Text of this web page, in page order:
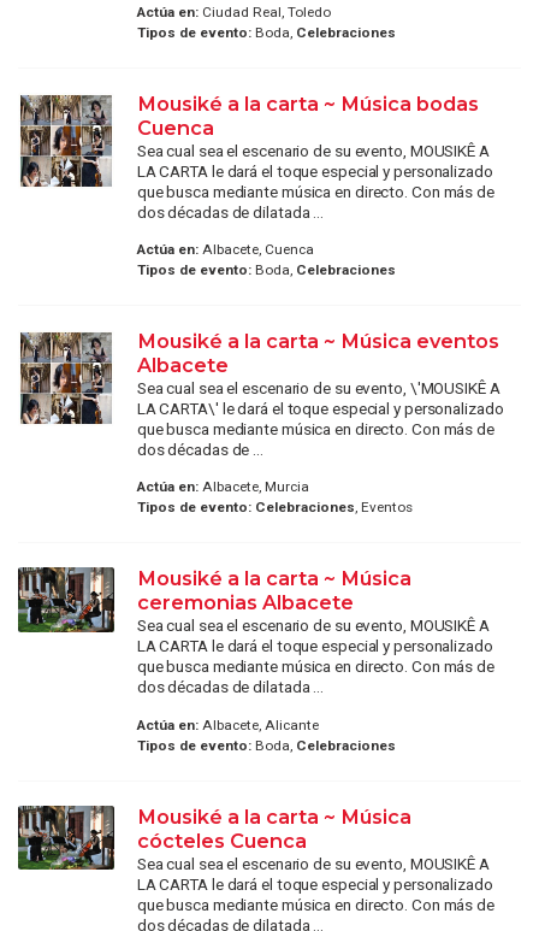
Actúa en:Ciudad Real, Toledo
Tipos de evento:Boda, Celebraciones
Mousiké a la carta ~ Música bodas
Cuenca
Sea cual sea el escenario de su evento, MOUSIKÊ A
LA CARTA le dará el toque especial y personalizado
que busca mediante música en directo. Con más de
dos décadas de dilatada ...
Actúa en:Albacete, Cuenca
Tipos de evento:Boda, Celebraciones
Mousiké a la carta ~ Música eventos
Albacete
Sea cual sea el escenario de su evento, \'MOUSIKÊ A
LA CARTA\' le dará el toque especial y personalizado
que busca mediante música en directo. Con más de
dos décadas de ...
Actúa en:Albacete, Murcia
Tipos de evento: Celebraciones, Eventos
Mousiké a la carta ~ Música
ceremonias Albacete
Sea cual sea el escenario de su evento, MOUSIKÊ A
LA CARTA le dará el toque especial y personalizado
que busca mediante música en directo. Con más de
dos décadas de dilatada ...
Actúa en:Albacete, Alicante
Tipos de evento:Boda, Celebraciones
Mousiké a la carta ~ Música
cócteles Cuenca
Sea cual sea el escenario de su evento, MOUSIKÊ A
LA CARTA le dará el toque especial y personalizado
que busca mediante música en directo. Con más de
dos décadas de dilatada ...